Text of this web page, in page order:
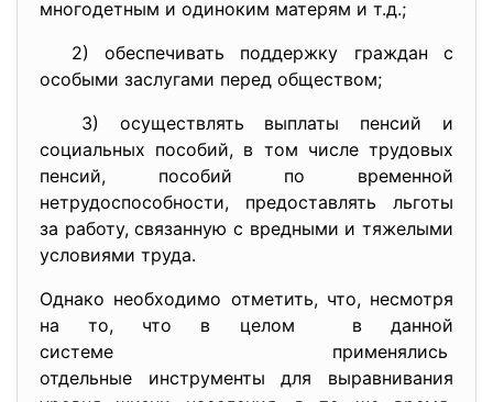
многодетным и одиноким матерям и т.д.;
2) обеспечивать поддержку граждан с
особыми заслугами перед обществом;
3) осуществлять выплаты пенсий и
социальных пособий, в том числе трудовых
пенсий, пособий по временной
нетрудоспособности, предоставлять льготы
за работу, связанную с вредными и тяжелыми
условиями труда.
Однако необходимо отметить, что, несмотря
на то, что в целом в данной
системе применялись
отдельные инструменты для выравнивания